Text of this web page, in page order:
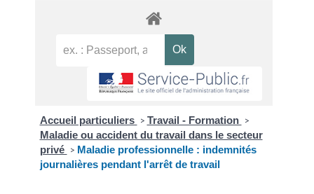
Accueil particuliers > Travail - Formation >
Maladie ou accident du travail dans le secteur
privé > Maladie professionnelle : indemnités
journalières pendant l'arrêt de travail